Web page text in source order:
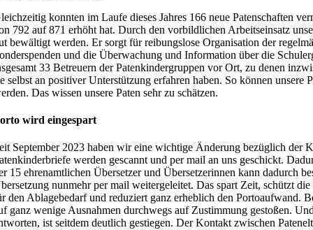
konnten im Laufe dieses Jahres 166 neue Patenschaften
792 auf 871 erhöht hat. Durch den vorbildlichen Arbeitseinsatz
bewältigt werden. Er sorgt für reibungslose Organisation der
und die Überwachung und Information über die
33 Betreuern der Patenkindergruppen vor Ort, zu denen
selbst an positiver Unterstützung erfahren haben. So können
Das wissen unsere Paten sehr zu schätzen.
wird eingespart
September 2023 haben wir eine wichtige Änderung bezüglich der
werden gescannt und per mail an uns geschickt.
15 ehrenamtlichen Übersetzer und Übersetzerinnen kann dadurch
nunmehr per mail weitergeleitet. Das spart Zeit, schützt
den Ablagebedarf und reduziert ganz erheblich den Portoaufwand.
ganz wenige Ausnahmen durchwegs auf Zustimmung gestoßen.
ist seitdem deutlich gestiegen. Der Kontakt zwischen